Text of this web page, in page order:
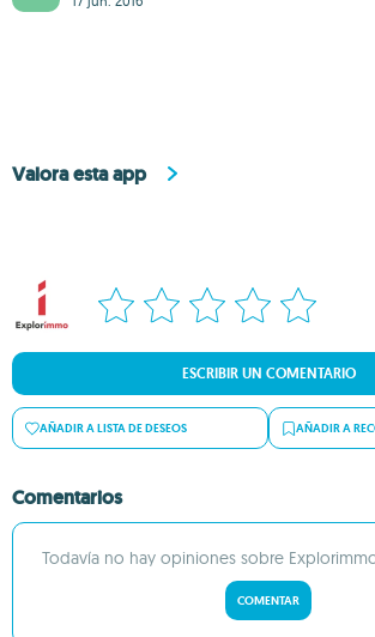
Valora esta app
ESCRIBIR UN COMENTARIO
AÑADIR A LISTA DE DESEOS AÑADIR A
Comentarios
Todavía no hay opiniones sobre
COMENTAR